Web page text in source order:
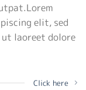
elit, sed
ut laoreet dolore
Click here